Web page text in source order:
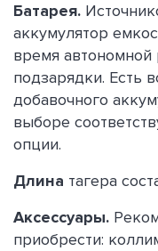
Батарея.
аккумулятор
время автономной
подзарядки. Есть
добавочного
выборе
опции.
Длина тагера
Аксессуары.
приобрести: